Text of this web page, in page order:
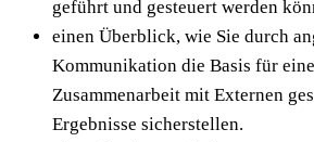
geführt und gesteuert werden
einen Überblick, wie Sie durch
Kommunikation die Basis für
Zusammenarbeit mit Externen
Ergebnisse sicherstellen.